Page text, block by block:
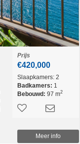
Prijs
€420,000
Slaapkamers: 2
Badkamers: 1
Bebouwd: 97 m2
Meer info